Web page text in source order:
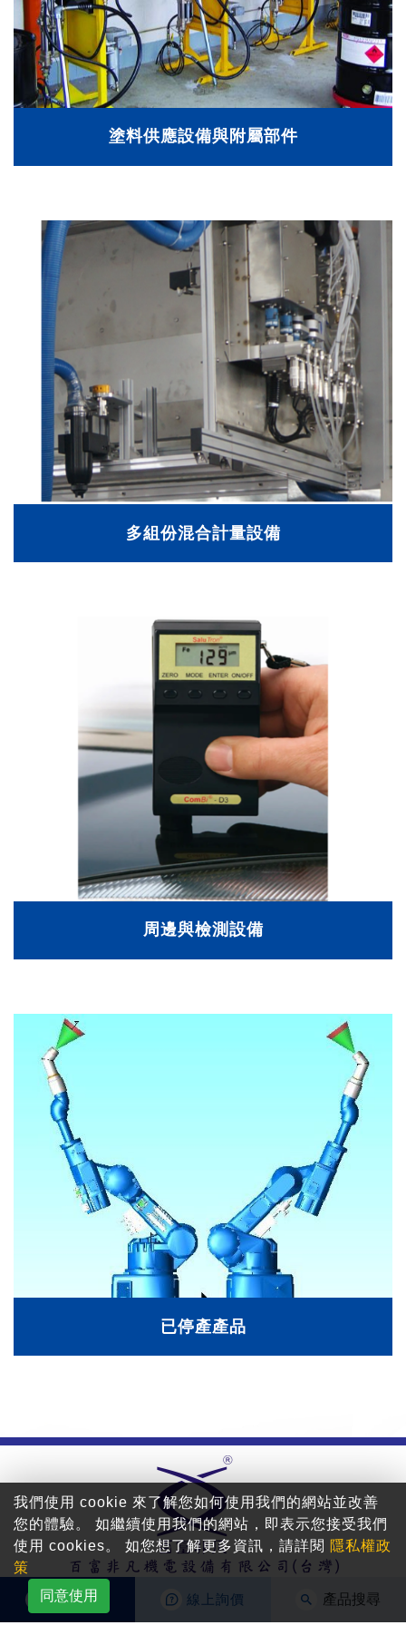
塗料供應設備與附屬部件
多組份混合計量設備
周邊與檢測設備
已停產產品
聯絡我們 線上詢價 產品搜尋
我們使用 cookie 來了解您如何使用我們的網站並改善
您的體驗。 如繼續使用我們的網站，即表示您接受我們
使用 cookies。 如您想了解更多資訊，請詳閱 隱私權政
策
同意使用